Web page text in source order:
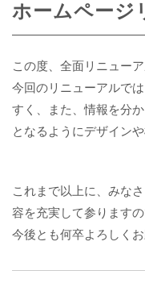
ホームページ
この度、全面リニュー
今回のリニューアルで
すく、また、情報を分
となるようにデザイン
これまで以上に、みな
容を充実して参ります
今後とも何卒よろしく